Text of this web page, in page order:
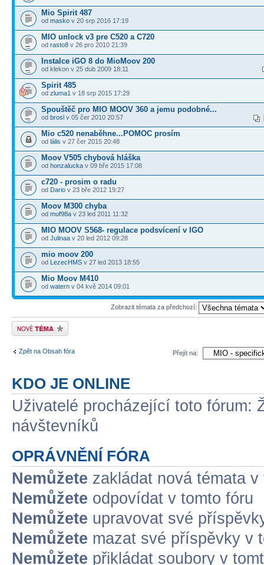
Mio Spirit 487
od masko v 20 srp 2016 17:19
MIO unlock v3 pre C520 a C720
od rasto8 v 26 pro 2010 21:39
Instalce iGO 8 do MioMoov 200
od klekon v 25 dub 2009 18:11
Spirit 485
od zluma1 v 18 srp 2015 17:29
Spouštěč pro MIO MOOV 360 a jemu podobné...
od brosl v 05 čer 2010 20:57
Mio c520 nenaběhne...POMOC prosím
od lális v 27 čer 2015 20:48
Moov V505 chybová hláška
od honzalucka v 09 bře 2015 17:08
c720 - prosim o radu
od Dario v 23 bře 2012 19:27
Moov M300 chyba
od muf98a v 23 led 2011 11:32
MIO MOOV S568- regulace podsvícení v IGO
od Julinaa v 20 led 2012 09:28
mio moov 200
od LezecHMS v 27 led 2013 18:55
Mio Moov M410
od watern v 04 kvě 2014 09:01
Zobrazit témata za předchozí:
Odeslat nové téma
Zpět na Obsah fóra Přejít na:
KDO JE ONLINE
Uživatelé procházející toto fórum:
návštevníků
OPRÁVNĚNÍ FÓRA
Nemůžete zakládat nová témata v
Nemůžete odpovídat v tomto fóru
Nemůžete upravovat své
Nemůžete mazat své příspěvky v
Nemůžete přikládat soubory v